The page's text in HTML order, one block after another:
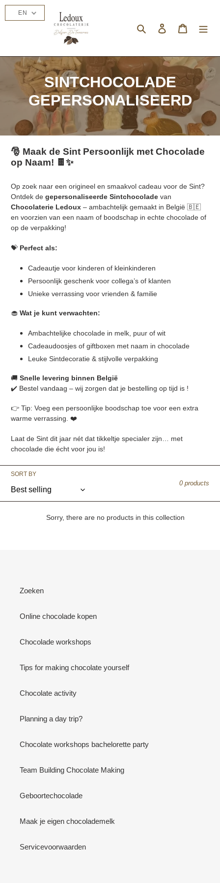
Skip
Search Log in Cart
C
o
l
l
e
t
i
o
n
:
SINTCHOCOLADE
GEPERSONALISEERD
🎅 Maak de Sint Persoonlijk met Chocolade
op Naam! 🍫✨
Op zoek naar een origineel en smaakvol cadeau voor de Sint?
Ontdek de gepersonaliseerde Sintchocolade van
Chocolaterie Ledoux – ambachtelijk gemaakt in België 🇧🇪
en voorzien van een naam of boodschap in echte chocolade of
op de verpakking!
💝 Perfect als:
Cadeautje voor kinderen of kleinkinderen
Persoonlijk geschenk voor collega’s of klanten
Unieke verrassing voor vrienden & familie
🧁 Wat je kunt verwachten:
Ambachtelijke chocolade in melk, puur of wit
Cadeaudoosjes of giftboxen met naam in chocolade
Leuke Sintdecoratie & stijlvolle verpakking
🚚 Snelle levering binnen België
✔️ Bestel vandaag – wij zorgen dat je bestelling op tijd is !
👉 Tip: Voeg een persoonlijke boodschap toe voor een extra
warme verrassing. ❤️
Laat de Sint dit jaar nét dat tikkeltje specialer zijn… met
chocolade die écht voor jou is!
SORT BY
0 products
Sorry, there are no products in this collection
Zoeken
Online chocolade kopen
Chocolade workshops
Tips for making chocolate yourself
Chocolate activity
Planning a day trip?
Chocolate workshops bachelorette party
Team Building Chocolate Making
Geboortechocolade
Maak je eigen chocolademelk
Servicevoorwaarden
EN